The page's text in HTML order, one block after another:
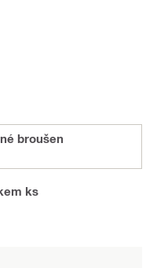
broušen
ks